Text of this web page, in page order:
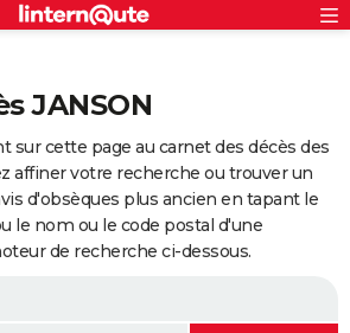
JANSON
sur cette page au carnet des décès des
affiner votre recherche ou trouver un
d'obsèques plus ancien en tapant le
le nom ou le code postal d'une
de recherche ci-dessous.